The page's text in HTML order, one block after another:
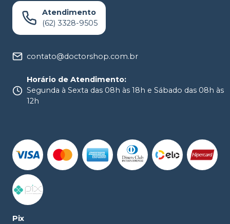
Atendimento
(62) 3328-9505
contato@doctorshop.com.br
Horário de Atendimento:
Segunda à Sexta das 08h às 18h e Sábado das 08h às
12h
Pix